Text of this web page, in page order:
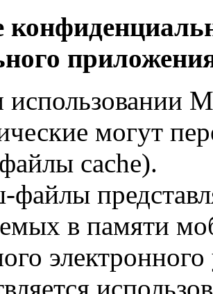
могут
cache).
файлы
в памяти
электронного